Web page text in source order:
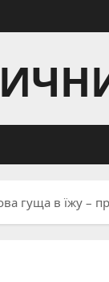
гуща в їжу –